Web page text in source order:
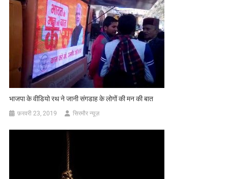
भाजपा के वीडियो रथ ने जानी संगडाह के लोगों की मन की बात
फ़रवरी 23, 2019 सिरमौर न्यूज़